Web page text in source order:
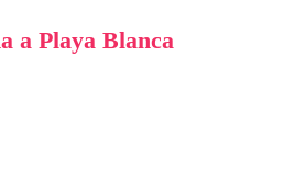
a Playa Blanca